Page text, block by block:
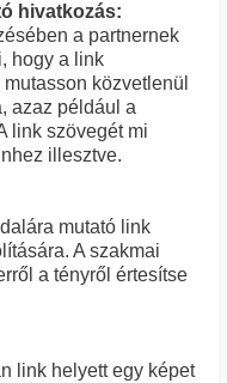
hivatkozás:
a partnernek
hogy a link
közvetlenül
azaz például a
link szövegét mi
illesztve.
mutató link
A szakmai
a tényről értesítse
link helyett egy képet